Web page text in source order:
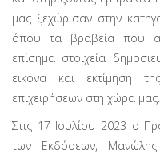
μας ξεχώρισαν στην
όπου τα βραβεία που
επίσημα στοιχεία
εικόνα και εκτίμηση
επιχειρήσεων στη χώρα μας.
Στις 17 Ιουλίου 2023 ο
των Εκδόσεων, Μανώλης